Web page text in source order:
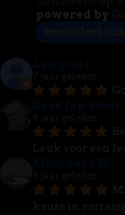
powered by